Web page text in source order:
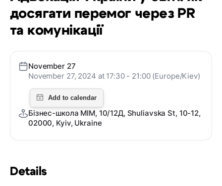
Details
досягати перемог через PR
та комунікації
November 27
November 27, 2024 at 17:30 - 21:00 (Europe/Kiev)
Бізнес-школа МІМ, 10/12Д, Shuliavska St, 10-12,
02000, Kyiv, Ukraine